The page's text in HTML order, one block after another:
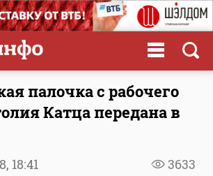
палочка с рабочего
Катца передана в
3633
18:41